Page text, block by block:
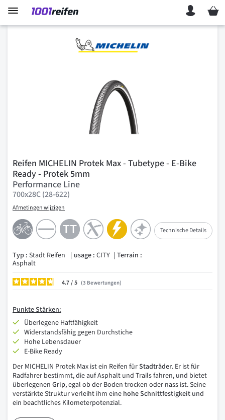
Mein
Reifen MICHELIN Protek Max - Tubetype - E-Bike
Ready - Protek 5mm
Performance Line
700x28C (28-622)
Afmetingen wijzigen
Technische Details
Typ : Stadt Reifen usage : CITY
Terrain :
Asphalt
4.7/ 3 Bewertungen
PunkteStärken:
Überlegene Haftfähigkeit
Widerstandsfähig gegen Durchstiche
Hohe Lebensdauer
E-Bike Ready
Der MICHELIN Protek Max ist ein Reifen fürStadträder. Er ist für
Radfahrer bestimmt, die auf Asphalt und Trails fahren, und bietet
überlegenen Grip, egal ob der Boden trocken oder nass ist. Seine
verstärkte Struktur verleiht ihm eine hohe Schnittfestigkeit und
ein beachtliches Kilometerpotenzial.